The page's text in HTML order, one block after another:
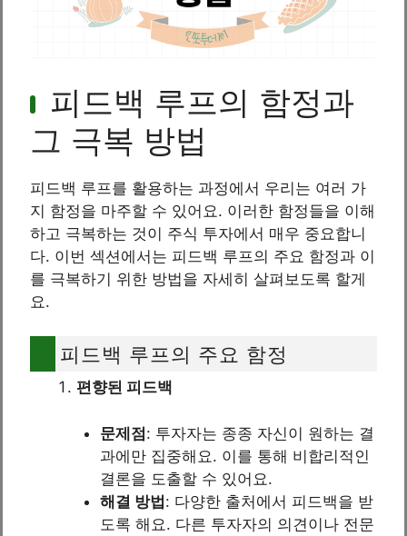
피드백 루프의 함정과
그 극복 방법
피드백 루프를 활용하는 과정에서 우리는 여러 가
지 함정을 마주할 수 있어요. 이러한 함정들을 이해
하고 극복하는 것이 주식 투자에서 매우 중요합니
다. 이번 섹션에서는 피드백 루프의 주요 함정과 이
를 극복하기 위한 방법을 자세히 살펴보도록 할게
요.
피드백 루프의 주요 함정
편향된 피드백
문제점: 투자자는 종종 자신이 원하는 결
과에만 집중해요. 이를 통해 비합리적인
결론을 도출할 수 있어요.
해결 방법: 다양한 출처에서 피드백을 받
도록 해요. 다른 투자자의 의견이나 전문